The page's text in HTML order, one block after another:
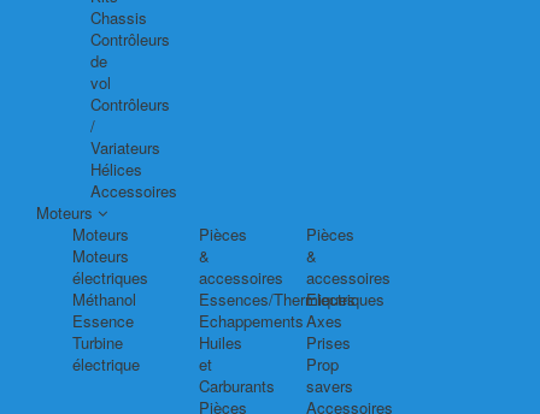
Chassis
Contrôleurs
de
vol
Contrôleurs
/
Variateurs
Hélices
Accessoires
Moteurs
Moteurs
Moteurs
électriques
Méthanol
Essence
Turbine
électrique
Pièces
&
accessoires
Essences/Thermiques
Echappements
Huiles
et
Carburants
Pièces
Pièces
&
accessoires
Electriques
Axes
Prises
Prop
savers
Accessoires